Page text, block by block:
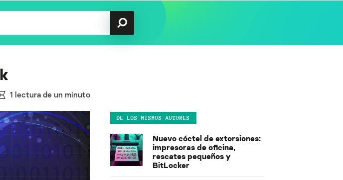
1 lectura de un minuto
DE LOS MISMOS AUTORES
Nuevo cóctel de extorsiones:
impresoras de oficina,
rescates pequeños y
BitLocker